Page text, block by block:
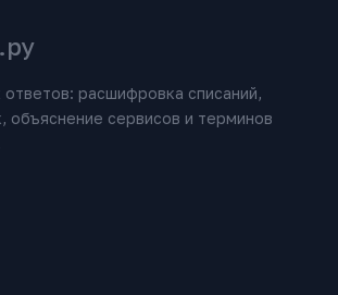
ответов: расшифровка списаний,
объяснение сервисов и терминов